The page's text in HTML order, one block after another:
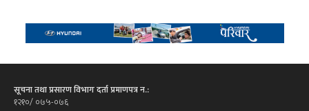
सूचना तथा प्रसारण विभाग दर्ता प्रमाणपत्र न.:
१२१०/ ०७५-०७६